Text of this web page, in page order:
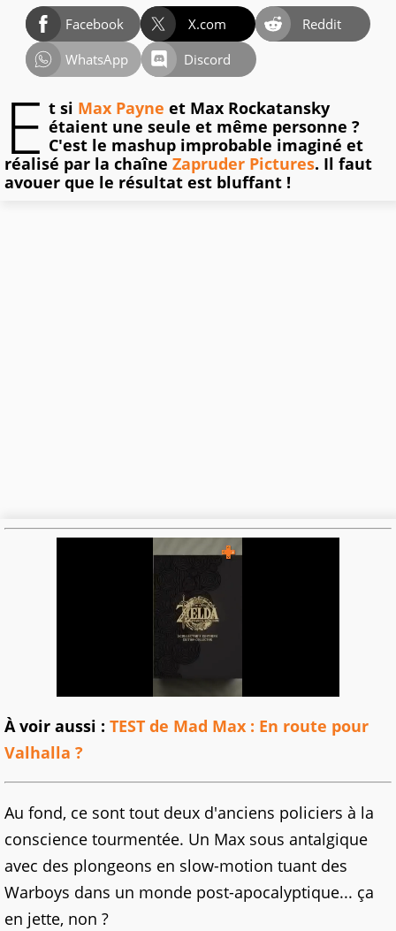
Facebook X.com
Reddit
WhatsApp
Discord
E t si Max Payne et Max Rockatansky
étaient une seule et même personne ?
C'est le mashup improbable imaginé et
réalisé par la chaîne Zapruder Pictures. Il faut
avouer que le résultat est bluffant !
À voir aussi : TEST de Mad Max : En route pour
Valhalla ?
Au fond, ce sont tout deux d'anciens policiers à la
conscience tourmentée. Un Max sous antalgique
avec des plongeons en slow-motion tuant des
Warboys dans un monde post-apocalyptique... ça
en jette, non ?